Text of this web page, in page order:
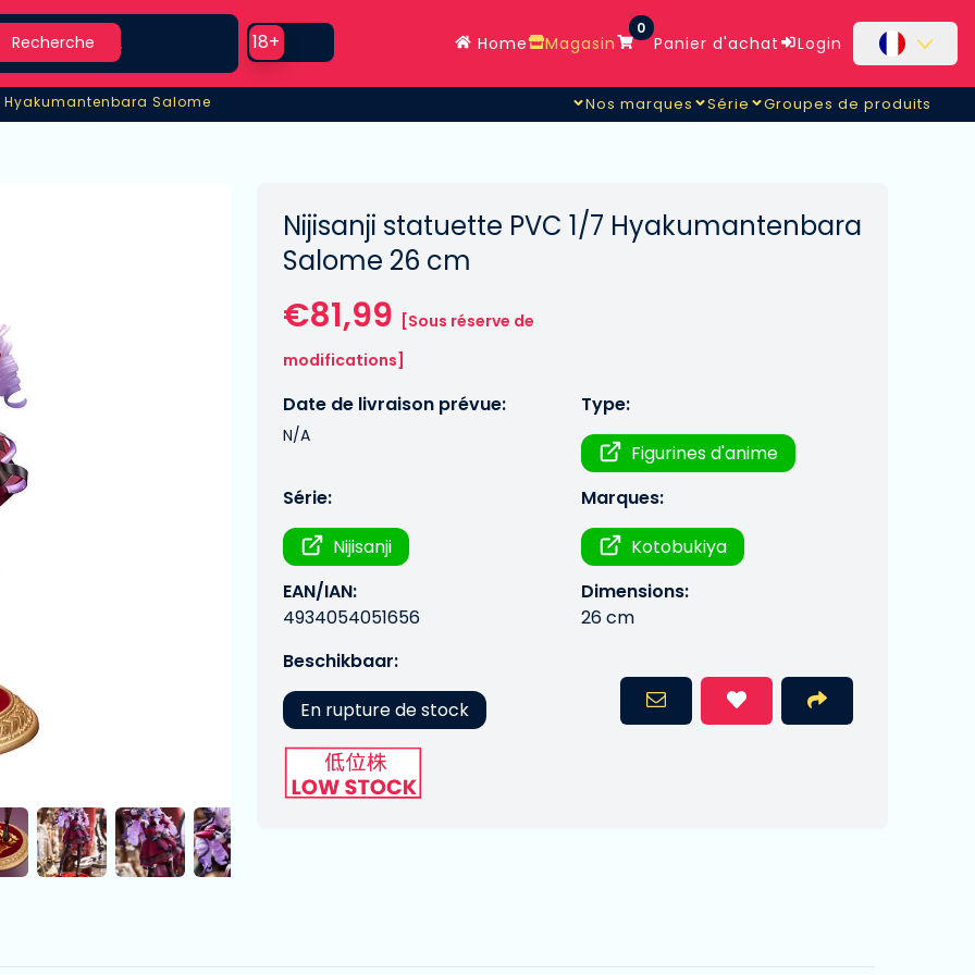
Recherche
Use setting
18+ Home Magasin
0
Panier d'achat Login
Hyakumantenbara Salome
Hyakumantenbara Salome Nos marques Série Groupes de produits
Nijisanji statuette PVC 1/7 Hyakumantenbara
Salome 26 cm
€81,99 [Sous réserve de
modifications]
Date de livraison prévue:
N/A
Type:
Figurines d'anime
Série:
Nijisanji
Marques:
Kotobukiya
EAN/IAN:
4934054051656
Dimensions:
26 cm
Beschikbaar:
En rupture de stock